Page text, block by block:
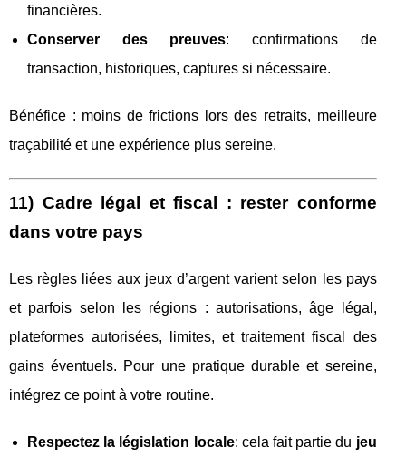
financières.
Conserver des preuves: confirmations de
transaction, historiques, captures si nécessaire.
Bénéfice : moins de frictions lors des retraits, meilleure
traçabilité et une expérience plus sereine.
11) Cadre légal et fiscal : rester conforme
dans votre pays
Les règles liées aux jeux d’argent varient selon les pays
et parfois selon les régions : autorisations, âge légal,
plateformes autorisées, limites, et traitement fiscal des
gains éventuels. Pour une pratique durable et sereine,
intégrez ce point à votre routine.
Respectez la législation locale: cela fait partie du jeu